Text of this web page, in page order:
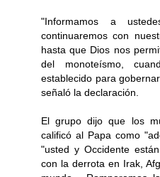
"Informamos a
continuaremos con
hasta que Dios nos
del monoteísmo,
establecido para
señaló la declaración.
El grupo dijo que los
calificó al Papa como
"usted y Occidente
con la derrota en Irak,